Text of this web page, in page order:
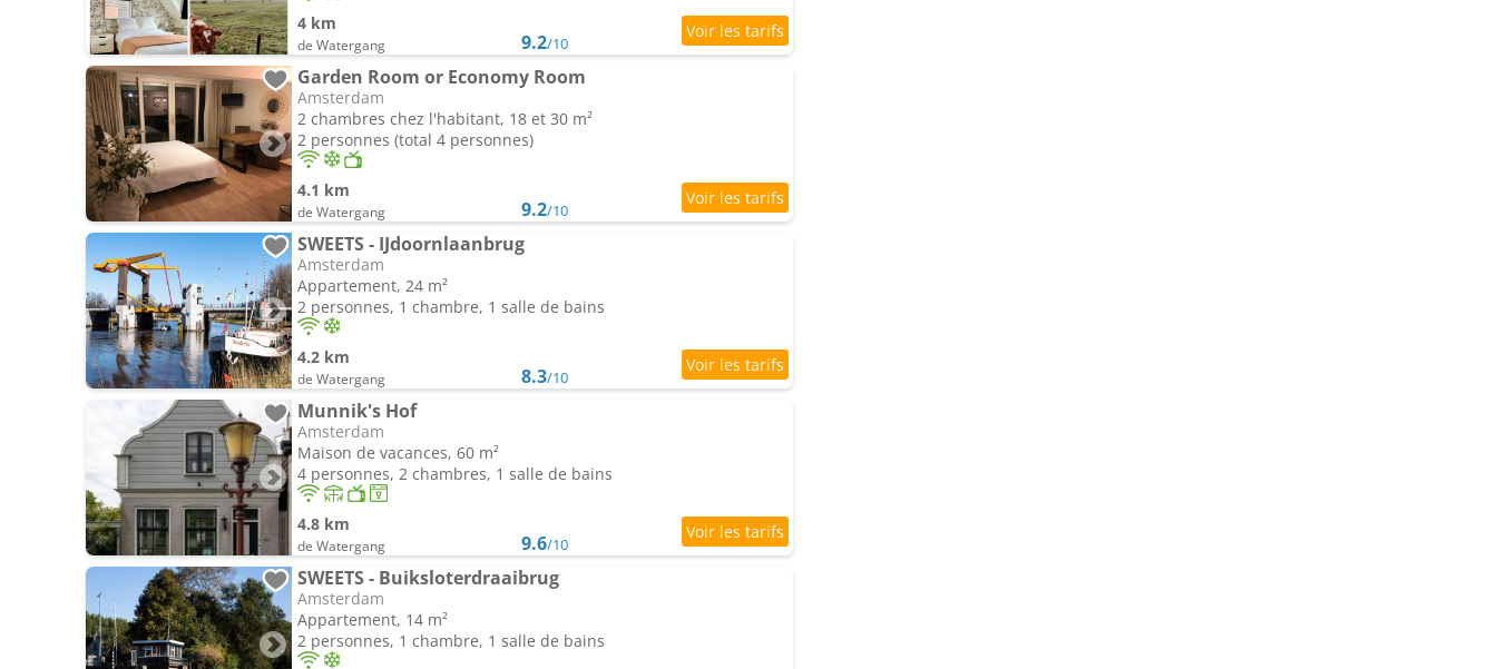
4 km
de Watergang 9.2/10
Garden Room or Economy Room
Amsterdam
2 chambres chez l'habitant, 18 et 30 m²
2 personnes (total 4 personnes)
4.1 km
de Watergang 9.2/10
SWEETS - IJdoornlaanbrug
Amsterdam
Appartement, 24 m²
2 personnes, 1 chambre, 1 salle de bains
4.2 km
de Watergang 8.3/10
Munnik's Hof
Amsterdam
Maison de vacances, 60 m²
4 personnes, 2 chambres, 1 salle de bains
4.8 km
de Watergang 9.6/10
SWEETS - Buiksloterdraaibrug
Amsterdam
Appartement, 14 m²
2 personnes, 1 chambre, 1 salle de bains